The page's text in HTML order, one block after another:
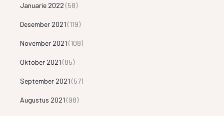
Januarie 2022 (58)
Desember 2021 (119)
November 2021 (108)
Oktober 2021 (85)
September 2021 (57)
Augustus 2021 (98)